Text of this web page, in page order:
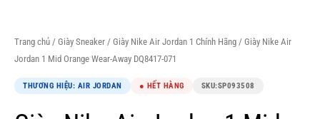
Trang chủ / Giày Sneaker / Giày Nike Air Jordan 1 Chính Hãng / Giày Nike Air
Jordan 1 Mid Orange Wear-Away DQ8417-071
THƯƠNG HIỆU: AIR JORDAN ● HẾT HÀNG SKU:SP093508